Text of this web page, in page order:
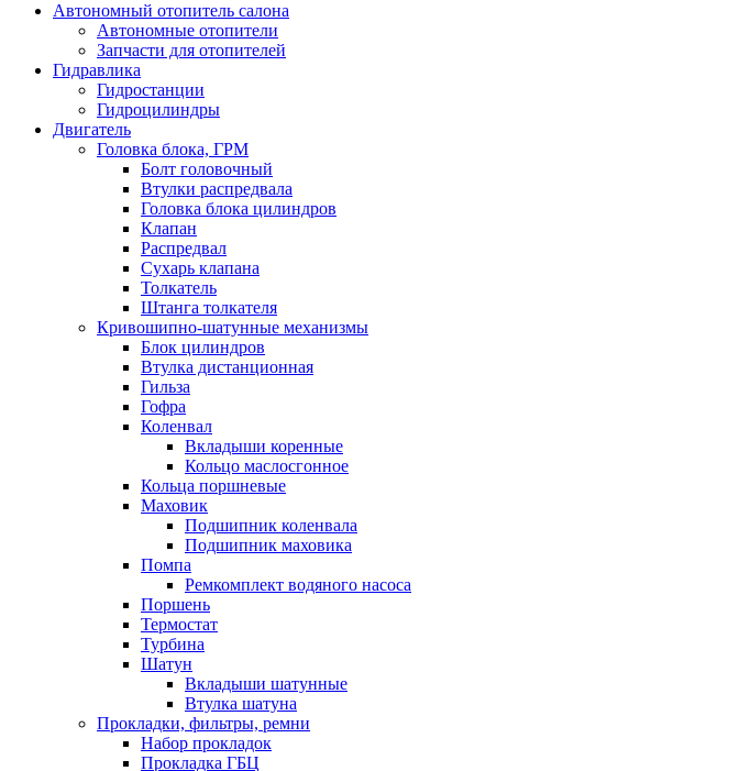
Автономный отопитель салона
Автономные отопители
Запчасти для отопителей
Гидравлика
Гидростанции
Гидроцилиндры
Двигатель
Головка блока, ГРМ
Болт головочный
Втулки распредвала
Головка блока цилиндров
Клапан
Распредвал
Сухарь клапана
Толкатель
Штанга толкателя
Кривошипно-шатунные механизмы
Блок цилиндров
Втулка дистанционная
Гильза
Гофра
Коленвал
Вкладыши коренные
Кольцо маслосгонное
Кольца поршневые
Маховик
Подшипник коленвала
Подшипник маховика
Помпа
Ремкомплект водяного насоса
Поршень
Термостат
Турбина
Шатун
Вкладыши шатунные
Втулка шатуна
Прокладки, фильтры, ремни
Набор прокладок
Прокладка ГБЦ